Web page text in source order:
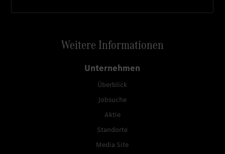
Weitere Informationen
Unternehmen
Überblick
Jobsuche
Aktie
Standorte
Media Site